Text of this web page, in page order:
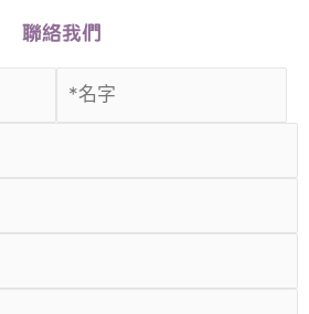
聯絡我們